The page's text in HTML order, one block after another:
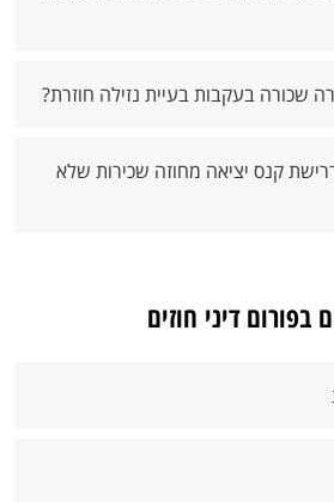
שכורה בעקבות בעיית נזילה חוזרת?
קנס יציאה מחוזה שכירות שלא
בפורום דיני חוזים